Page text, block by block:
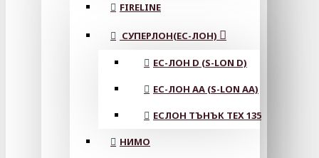
FIRELINE
СУПЕРЛОН(ЕС-ЛОН)
ЕС-ЛОН D (S-LON D)
ЕС-ЛОН АА (S-LON AA)
ЕСЛОН ТЪНЪК TEX 135
НИМО